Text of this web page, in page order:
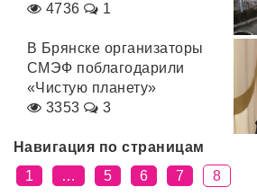
4736
1
В Брянске организаторы
СМЭФ поблагодарили
«Чистую планету»
3353
3
Навигация по страницам
1
… 5 6 7 8